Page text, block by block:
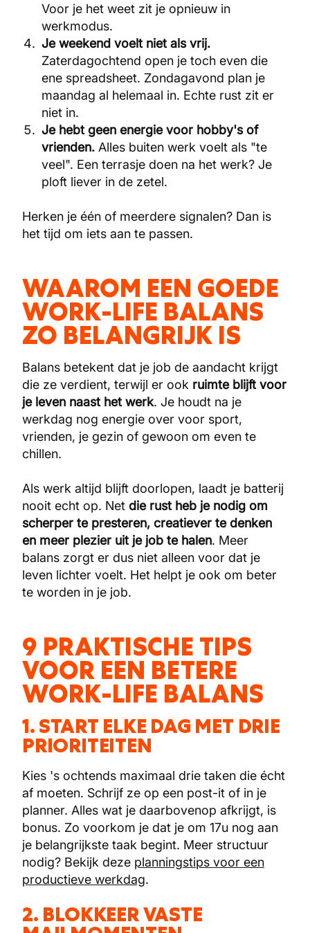
Voor je het weet zit je opnieuw in
werkmodus.
Je weekend voelt niet als vrij.
Zaterdagochtend open je toch even die
ene spreadsheet. Zondagavond plan je
maandag al helemaal in. Echte rust zit er
niet in.
Je hebt geen energie voor hobby's of
vrienden. Alles buiten werk voelt als "te
veel". Een terrasje doen na het werk? Je
ploft liever in de zetel.
Herken je één of meerdere signalen? Dan is
het tijd om iets aan te passen.
WAAROM EEN GOEDE
WORK-LIFE BALANS
ZO BELANGRIJK IS
Balans betekent dat je job de aandacht krijgt
die ze verdient, terwijl er ook ruimte blijft voor
je leven naast het werk. Je houdt na je
werkdag nog energie over voor sport,
vrienden, je gezin of gewoon om even te
chillen.
Als werk altijd blijft doorlopen, laadt je batterij
nooit echt op. Net die rust heb je nodig om
scherper te presteren, creatiever te denken
en meer plezier uit je job te halen. Meer
balans zorgt er dus niet alleen voor dat je
leven lichter voelt. Het helpt je ook om beter
te worden in je job.
9 PRAKTISCHE TIPS
VOOR EEN BETERE
WORK-LIFE BALANS
1. START ELKE DAG MET DRIE
PRIORITEITEN
Kies 's ochtends maximaal drie taken die écht
af moeten. Schrijf ze op een post-it of in je
planner. Alles wat je daarbovenop afkrijgt, is
bonus. Zo voorkom je dat je om 17u nog aan
je belangrijkste taak begint. Meer structuur
nodig? Bekijk deze planningstips voor een
productieve werkdag.
2. BLOKKEER VASTE